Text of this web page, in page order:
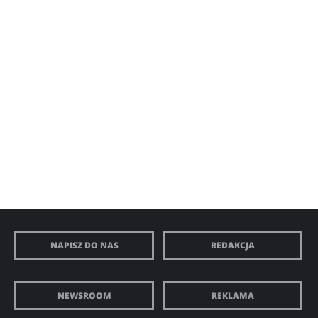
NAPISZ DO NAS REDAKCJA
NEWSROOM REKLAMA